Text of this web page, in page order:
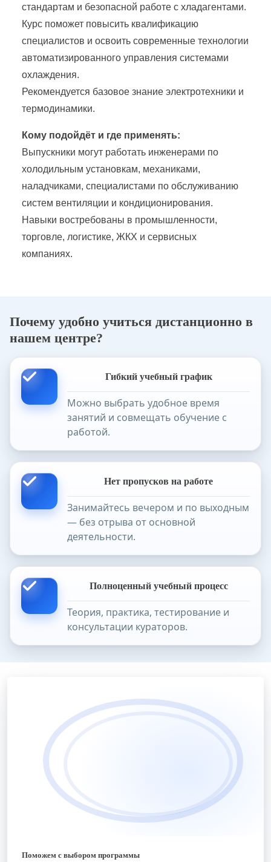
стандартам и безопасной работе с хладагентами.
Курс поможет повысить квалификацию
специалистов и освоить современные технологии
автоматизированного управления системами
охлаждения.
Рекомендуется базовое знание электротехники и
термодинамики.
Кому подойдёт и где применять:
Выпускники могут работать инженерами по
холодильным установкам, механиками,
наладчиками, специалистами по обслуживанию
систем вентиляции и кондиционирования.
Навыки востребованы в промышленности,
торговле, логистике, ЖКХ и сервисных
компаниях.
Почему удобно учиться дистанционно в
нашем центре?
Гибкий учебный график
Можно выбрать удобное время
занятий и совмещать обучение с
работой.
Нет пропусков на работе
Занимайтесь вечером и по выходным
— без отрыва от основной
деятельности.
Полноценный учебный процесс
Теория, практика, тестирование и
консультации кураторов.
Поможем с выбором программы